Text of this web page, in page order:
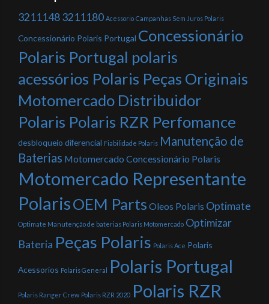
32111483211180 Acessorio Campanhas Sem Juros Polaris
Concessionário Polaris Portugal Concessionário
Polaris Portugal polaris
acessórios Polaris Peças Originais
Motomercado Distribuidor
Polaris Polaris RZR Perfomance
desbloqueio diferencial Fiabilidade Polaris Manutenção de
Baterias Motomercado Concessionário Polaris
Motomercado Representante
PolarisOEM Parts Oleos Polaris Optimate
Optimate Manutenção de baterias Polaris Motomercado Optimizar
Bateria Peças Polaris Polaris Ace Polaris
Acessorios Polaris General Polaris Portugal
Polaris Ranger Crew Polaris RZR 2020 Polaris RZR